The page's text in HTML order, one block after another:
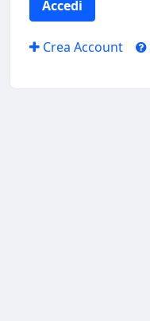
Accedi
Crea Account